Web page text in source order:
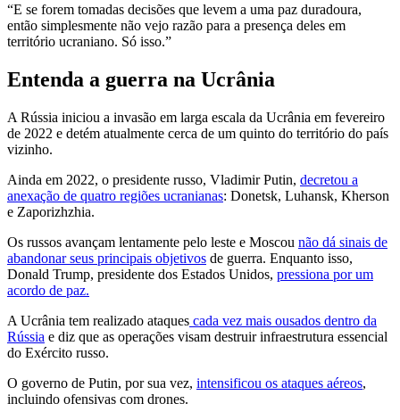
“E se forem tomadas decisões que levem a uma paz duradoura,
então simplesmente não vejo razão para a presença deles em
território ucraniano. Só isso.”
Entenda a guerra na Ucrânia
A Rússia iniciou a invasão em larga escala da Ucrânia em fevereiro
de 2022 e detém atualmente cerca de um quinto do território do país
vizinho.
Ainda em 2022, o presidente russo, Vladimir Putin, decretou a
anexação de quatro regiões ucranianas: Donetsk, Luhansk, Kherson
e Zaporizhzhia.
Os russos avançam lentamente pelo leste e Moscou não dá sinais de
abandonar seus principais objetivos de guerra. Enquanto isso,
Donald Trump, presidente dos Estados Unidos, pressiona por um
acordo de paz.
A Ucrânia tem realizado ataques cada vez mais ousados dentro da
Rússia e diz que as operações visam destruir infraestrutura essencial
do Exército russo.
O governo de Putin, por sua vez, intensificou os ataques aéreos,
incluindo ofensivas com drones.